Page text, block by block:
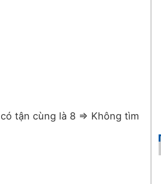
tận cùng là 8 => Không tìm